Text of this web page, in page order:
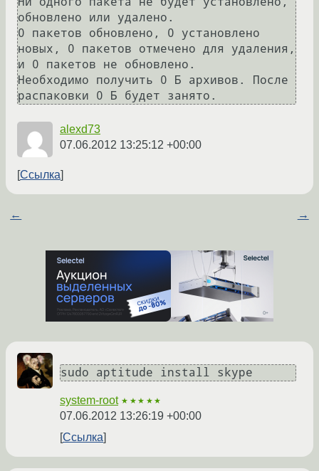
обновлено или удалено.
0 пакетов обновлено, 0 установлено
новых, 0 пакетов отмечено для удаления,
и 0 пакетов не обновлено.
Необходимо получить 0 Б архивов. После
alexd73
07.06.2012 13:25:12 +00:00
Ссылка
← →
sudo aptitude install skype
system-root ★★★★★
07.06.2012 13:26:19 +00:00
Ссылка